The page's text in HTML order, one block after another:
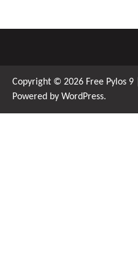
Copyright © 2026 Free Pylos 9
Powered by WordPress.